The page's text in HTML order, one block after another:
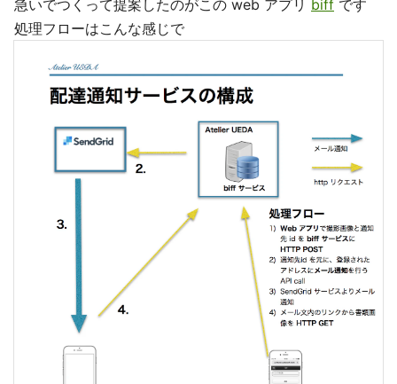
急いでつくって提案したのがこの web アプリ biff です
処理フローはこんな感じで